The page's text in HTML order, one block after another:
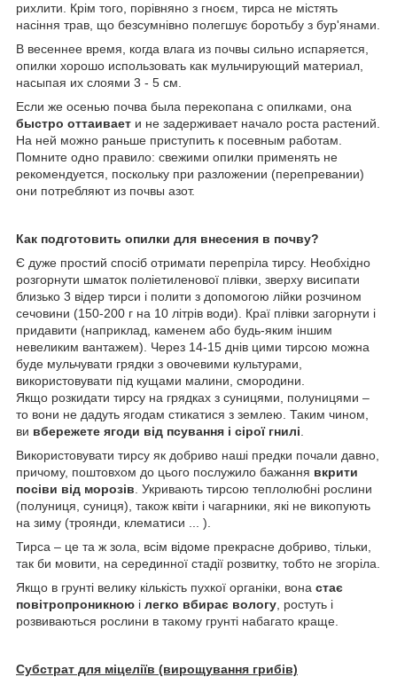
рихлити. Крім того, порівняно з гноєм, тирса не містять
насіння трав, що безсумнівно полегшує боротьбу з бур'янами.
В весеннее время, когда влага из почвы сильно испаряется,
опилки хорошо использовать как мульчирующий материал,
насыпая их слоями 3 - 5 см.
Если же осенью почва была перекопана с опилками, она
быстро оттаивает и не задерживает начало роста растений.
На ней можно раньше приступить к посевным работам.
Помните одно правило: свежими опилки применять не
рекомендуется, поскольку при разложении (перепревании)
они потребляют из почвы азот.
Как подготовить опилки для внесения в почву?
Є дуже простий спосіб отримати перепріла тирсу. Необхідно
розгорнути шматок поліетиленової плівки, зверху висипати
близько 3 відер тирси і полити з допомогою лійки розчином
сечовини (150-200 г на 10 літрів води). Краї плівки загорнути і
придавити (наприклад, каменем або будь-яким іншим
невеликим вантажем). Через 14-15 днів цими тирсою можна
буде мульчувати грядки з овочевими культурами,
використовувати під кущами малини, смородини.
Якщо розкидати тирсу на грядках з суницями, полуницями –
то вони не дадуть ягодам стикатися з землею. Таким чином,
ви вбережете ягоди від псування і сірої гнилі.
Використовувати тирсу як добриво наші предки почали давно,
причому, поштовхом до цього послужило бажання вкрити
посіви від морозів. Укривають тирсою теплолюбні рослини
(полуниця, суниця), також квіти і чагарники, які не викопують
на зиму (троянди, клематиси ... ).
Тирса – це та ж зола, всім відоме прекрасне добриво, тільки,
так би мовити, на серединної стадії розвитку, тобто не згоріла.
Якщо в грунті велику кількість пухкої органіки, вона стає
повітропроникною і легко вбирає вологу, ростуть і
розвиваються рослини в такому грунті набагато краще.
Субстрат для міцеліїв (вирощування грибів)